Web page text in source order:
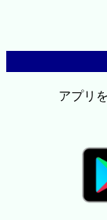
アプリ